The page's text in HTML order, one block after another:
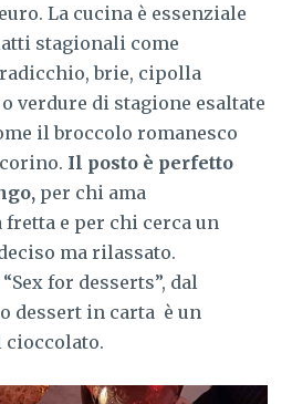
La cucina è essenziale
stagionali come
brie, cipolla
verdure di stagione esaltate
il broccolo romanesco
Il posto è perfetto
per chi ama
e per chi cerca un
ma rilassato.
for desserts”, dal
dessert in carta è un
cioccolato.